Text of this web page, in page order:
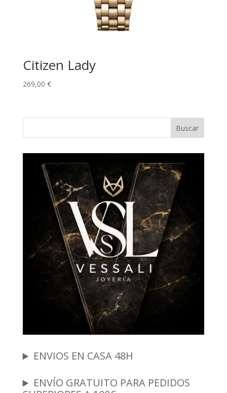
Citizen Lady
269,00 €
Buscar
ENVIOS EN CASA 48H
ENVÍO GRATUITO PARA PEDIDOS